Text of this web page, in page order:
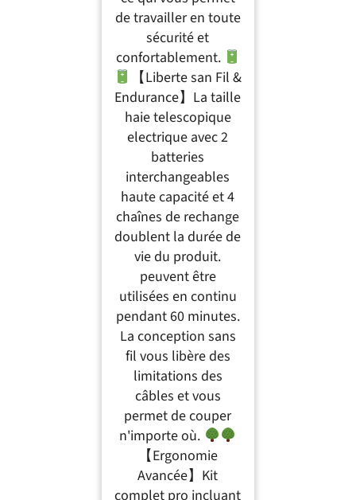
de travailler en toute
sécurité et
confortablement.
【Liberte san Fil &
Endurance】La taille
haie telescopique
electrique avec 2
batteries
interchangeables
haute capacité et 4
chaînes de rechange
doublent la durée de
vie du produit.
peuvent être
utilisées en continu
pendant 60 minutes.
La conception sans
fil vous libère des
limitations des
câbles et vous
permet de couper
n'importe où.
【Ergonomie
Avancée】Kit
complet pro incluant